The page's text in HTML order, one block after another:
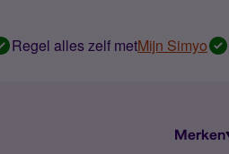
Regel alles zelf metMijn Simyo
Merken